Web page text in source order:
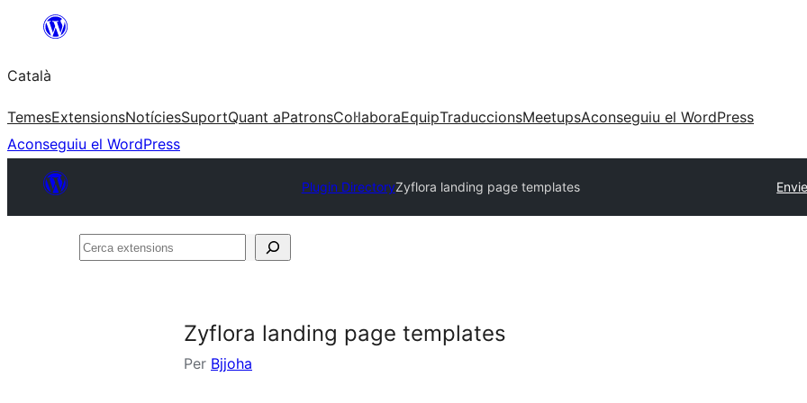
contingut
Català
TemesExtensionsNotíciesSuportQuant aPatronsCol·laboraEquipTraduccionsMeetupsAconseguiu el WordPress
Aconseguiu el WordPress
Plugin DirectoryZyflora landing page templates
Cerca
Zyflora landing page templates
Per Bjjoha